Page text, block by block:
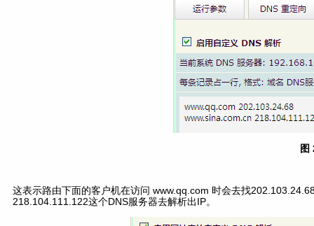
图
这表示路由下面的客户机在访问 www.qq.com 时会去找
218.104.111.122这个DNS服务器去解析出IP。